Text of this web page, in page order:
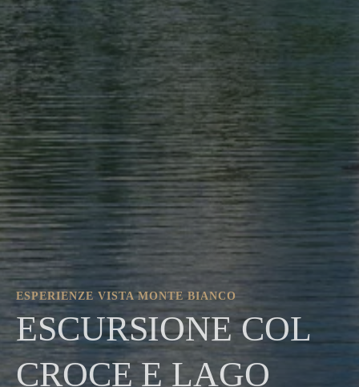
ESPERIENZE VISTA MONTE BIANCO
ESCURSIONE COL
CROCE E LAGO